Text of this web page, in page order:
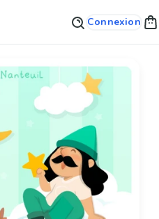
Connexion